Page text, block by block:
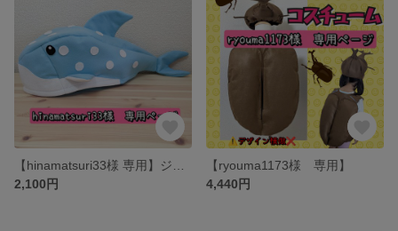
2,100円
【ryouma1173様 専用】
4,440円